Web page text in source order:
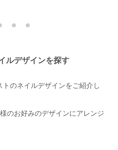
ルデザインを探す
トのネイルデザインをご紹介し
のお好みのデザインにアレンジ